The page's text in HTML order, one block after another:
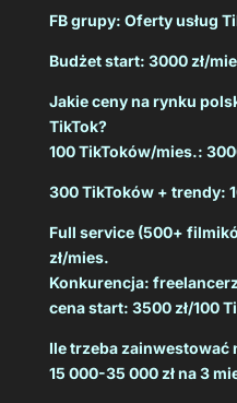
FB grupy: Oferty usług
Budżet start: 3000 zł/
Jakie ceny na rynku
TikTok?
100 TikToków/mies.:
300 TikToków + trendy:
Full service (500+
zł/mies.
Konkurencja:
cena start: 3500 zł/100
Ile trzeba zainwestować
15 000-35 000 zł na 3